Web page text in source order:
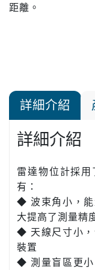
距離。
詳細介紹
詳細介紹
雷達物位計採用
有：
◆ 波束角小，能
大提高了測量精
◆ 天線尺寸小，
裝置
◆ 測量盲區更小